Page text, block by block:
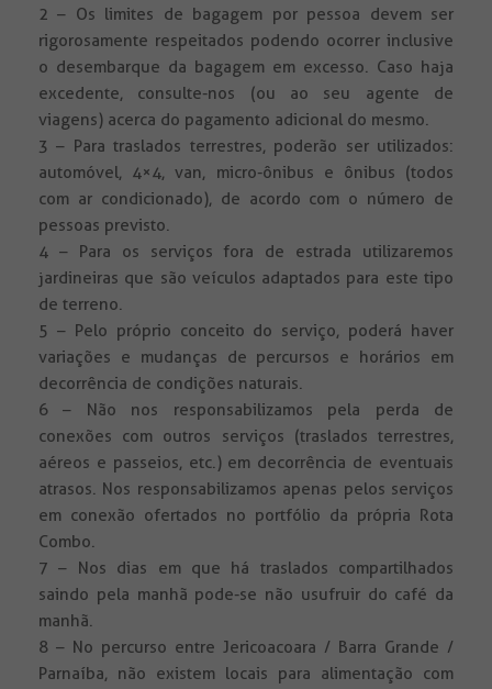
2 – Os limites de bagagem por pessoa devem ser
rigorosamente respeitados podendo ocorrer inclusive
o desembarque da bagagem em excesso. Caso haja
excedente, consulte-nos (ou ao seu agente de
viagens) acerca do pagamento adicional do mesmo.
3 – Para traslados terrestres, poderão ser utilizados:
automóvel, 4×4, van, micro-ônibus e ônibus (todos
com ar condicionado), de acordo com o número de
pessoas previsto.
4 – Para os serviços fora de estrada utilizaremos
jardineiras que são veículos adaptados para este tipo
de terreno.
5 – Pelo próprio conceito do serviço, poderá haver
variações e mudanças de percursos e horários em
decorrência de condições naturais.
6 – Não nos responsabilizamos pela perda de
conexões com outros serviços (traslados terrestres,
aéreos e passeios, etc.) em decorrência de eventuais
atrasos. Nos responsabilizamos apenas pelos serviços
em conexão ofertados no portfólio da própria Rota
Combo.
7 – Nos dias em que há traslados compartilhados
saindo pela manhã pode-se não usufruir do café da
manhã.
8 – No percurso entre Jericoacoara / Barra Grande /
Parnaíba, não existem locais para alimentação com